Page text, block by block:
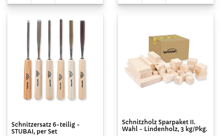
Schnitzersatz 6-teilig -
STUBAI, per Set
Schnitzholz Sparpaket II.
Wahl - Lindenholz, 3 kg/Pkg.